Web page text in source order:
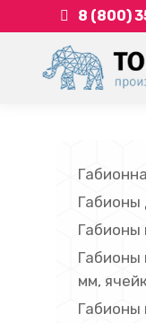
8 (800)
Габионы
Габионы
Габионы
мм,
Габионы